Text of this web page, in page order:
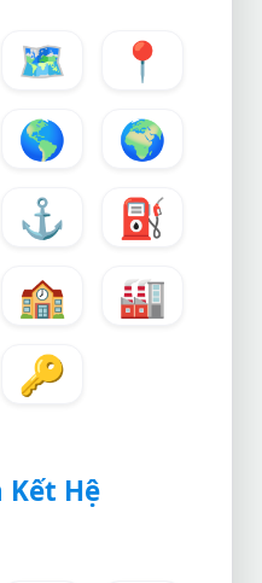
🗺️
📍
🌎
🌍
⚓
⛽
🏫
🏭
🔑
Kết Hệ